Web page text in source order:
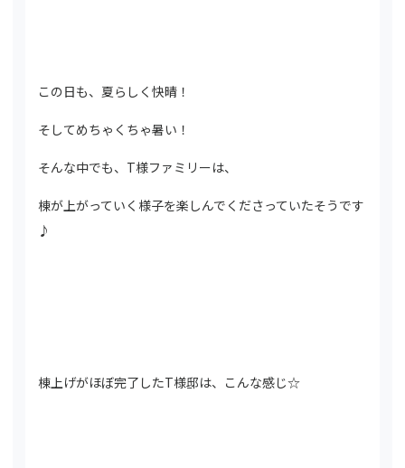
この日も、夏らしく快晴！
そしてめちゃくちゃ暑い！
そんな中でも、T様ファミリーは、
棟が上がっていく様子を楽しんでくださっていたそうです
♪
棟上げがほぼ完了したT様邸は、こんな感じ☆